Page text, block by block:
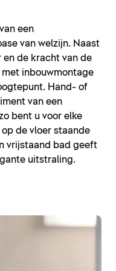
een
van welzijn. Naast
en de kracht van de
inbouwmontage
Hand- of
van een
bent u voor elke
de vloer staande
vrijstaand bad geeft
uitstraling.